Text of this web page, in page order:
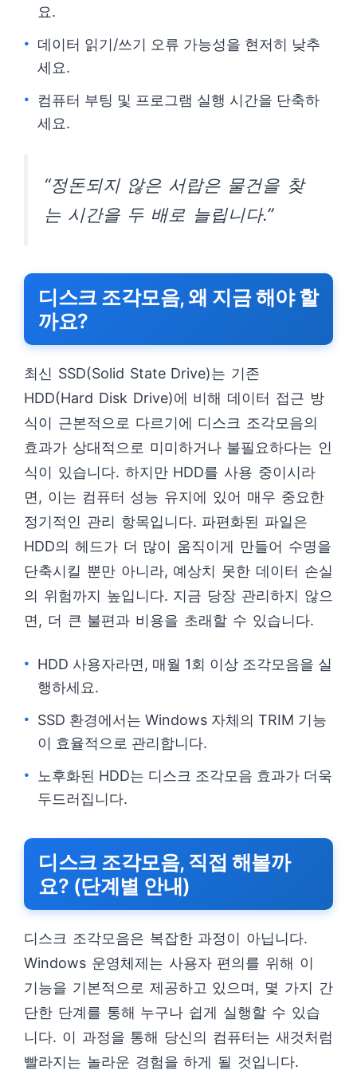
요.
데이터 읽기/쓰기 오류 가능성을 현저히 낮추
세요.
컴퓨터 부팅 및 프로그램 실행 시간을 단축하
세요.
“정돈되지 않은 서랍은 물건을 찾
는 시간을 두 배로 늘립니다.”
디스크 조각모음, 왜 지금 해야 할
까요?
최신 SSD(Solid State Drive)는 기존
HDD(Hard Disk Drive)에 비해 데이터 접근 방
식이 근본적으로 다르기에 디스크 조각모음의
효과가 상대적으로 미미하거나 불필요하다는 인
식이 있습니다. 하지만 HDD를 사용 중이시라
면, 이는 컴퓨터 성능 유지에 있어 매우 중요한
정기적인 관리 항목입니다. 파편화된 파일은
HDD의 헤드가 더 많이 움직이게 만들어 수명을
단축시킬 뿐만 아니라, 예상치 못한 데이터 손실
의 위험까지 높입니다. 지금 당장 관리하지 않으
면, 더 큰 불편과 비용을 초래할 수 있습니다.
HDD 사용자라면, 매월 1회 이상 조각모음을 실
행하세요.
SSD 환경에서는 Windows 자체의 TRIM 기능
이 효율적으로 관리합니다.
노후화된 HDD는 디스크 조각모음 효과가 더욱
두드러집니다.
디스크 조각모음, 직접 해볼까
요? (단계별 안내)
디스크 조각모음은 복잡한 과정이 아닙니다.
Windows 운영체제는 사용자 편의를 위해 이
기능을 기본적으로 제공하고 있으며, 몇 가지 간
단한 단계를 통해 누구나 쉽게 실행할 수 있습
니다. 이 과정을 통해 당신의 컴퓨터는 새것처럼
빨라지는 놀라운 경험을 하게 될 것입니다.